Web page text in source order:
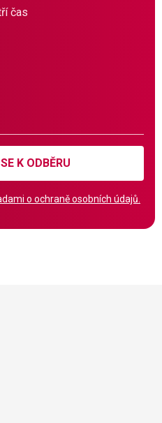
čas
K ODBĚRU
o ochraně osobních údajů.